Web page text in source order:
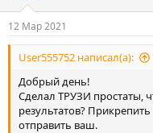
12 Мар 2021
User555752 написал(а):
Добрый день!
Сделал ТРУЗИ простаты,
результатов?
отправить ваш.